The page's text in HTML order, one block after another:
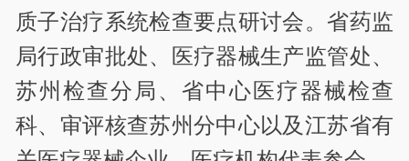
质子治疗系统检查要点研讨会。省药监
局行政审批处、医疗器械生产监管处、
苏州检查分局、省中心医疗器械检查
科、审评核查苏州分中心以及江苏省有